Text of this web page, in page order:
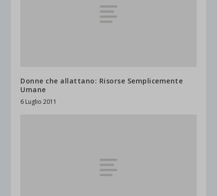
Donne che allattano: Risorse Semplicemente
Umane
6 Luglio 2011